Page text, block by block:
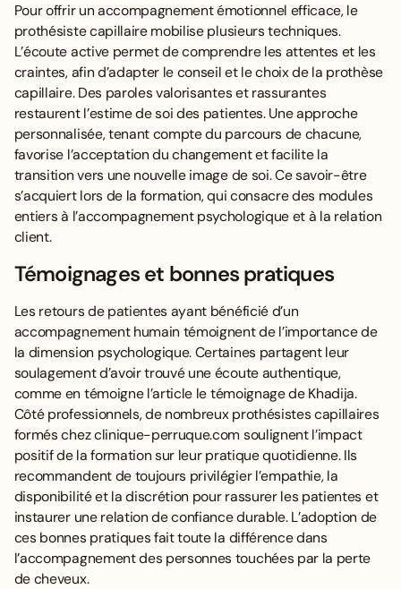
Pour offrir un accompagnement émotionnel efficace, le
prothésiste capillaire mobilise plusieurs techniques.
L’écoute active permet de comprendre les attentes et les
craintes, afin d’adapter le conseil et le choix de la prothèse
capillaire. Des paroles valorisantes et rassurantes
restaurent l’estime de soi des patientes. Une approche
personnalisée, tenant compte du parcours de chacune,
favorise l’acceptation du changement et facilite la
transition vers une nouvelle image de soi. Ce savoir-être
s’acquiert lors de la formation, qui consacre des modules
entiers à l’accompagnement psychologique et à la relation
client.
Témoignages et bonnes pratiques
Les retours de patientes ayant bénéficié d’un
accompagnement humain témoignent de l’importance de
la dimension psychologique. Certaines partagent leur
soulagement d’avoir trouvé une écoute authentique,
comme en témoigne l’article le témoignage de Khadija.
Côté professionnels, de nombreux prothésistes capillaires
formés chez clinique-perruque.com soulignent l’impact
positif de la formation sur leur pratique quotidienne. Ils
recommandent de toujours privilégier l’empathie, la
disponibilité et la discrétion pour rassurer les patientes et
instaurer une relation de confiance durable. L’adoption de
ces bonnes pratiques fait toute la différence dans
l’accompagnement des personnes touchées par la perte
de cheveux.